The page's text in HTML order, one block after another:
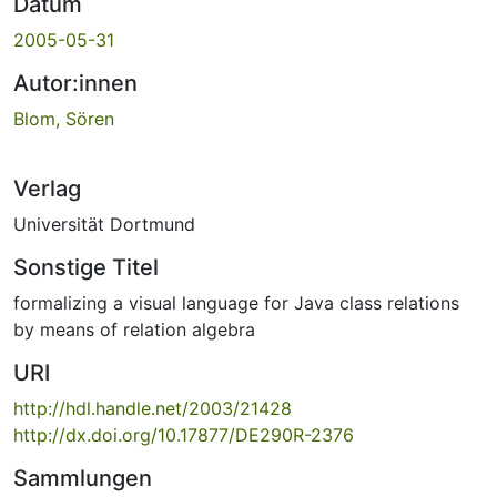
2005-05-31
Autor:innen
Blom, Sören
Verlag
Universität Dortmund
Sonstige Titel
formalizing a visual language for Java class relations
by means of relation algebra
URI
http://hdl.handle.net/2003/21428
http://dx.doi.org/10.17877/DE290R-2376
Sammlungen